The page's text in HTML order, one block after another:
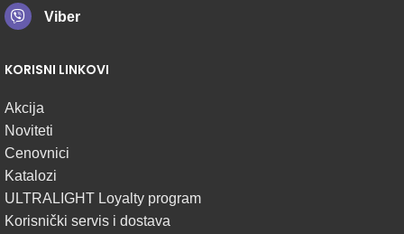
Viber
KORISNI LINKOVI
Akcija
Noviteti
Cenovnici
Katalozi
ULTRALIGHT Loyalty program
Korisnički servis i dostava